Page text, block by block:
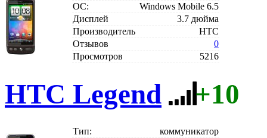
ОС:
Windows Mobile 6.5
Дисплей
3.7 дюйма
Производитель
HTC
Отзывов
0
Просмотров
5216
HTC Legend +10
Тип:
коммуникатор